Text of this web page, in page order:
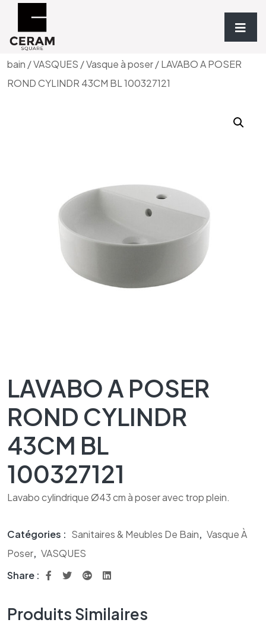
Accueil/Sanitaires & Meubles de
bain /VASQUES /Vasque à poser/ LAVABO A POSER
ROND CYLINDR 43CM BL 100327121
LAVABO A POSER
ROND CYLINDR
43CM BL
100327121
Lavabo cylindrique Ø43 cm à poser avec trop plein.
Catégories : Sanitaires & Meubles De Bain, Vasque À
Poser, VASQUES
Share :
Produits Similaires